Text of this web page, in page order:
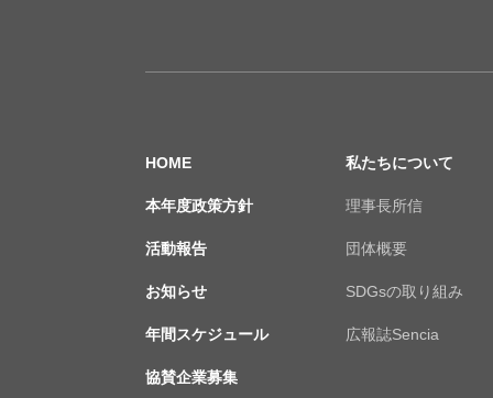
HOME
本年度政策方針
活動報告
お知らせ
年間スケジュール
協賛企業募集
私たちについて
理事長所信
団体概要
SDGsの取り組み
広報誌Sencia